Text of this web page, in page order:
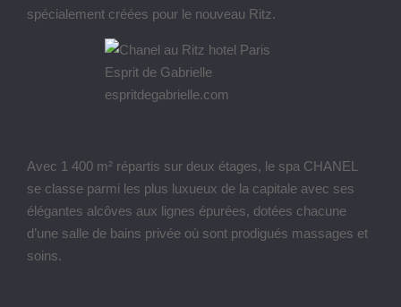
spécialement créées pour le nouveau Ritz.
Avec 1 400 m² répartis sur deux étages, le spa CHANEL
se classe parmi les plus luxueux de la capitale avec ses
élégantes alcôves aux lignes épurées, dotées chacune
d’une salle de bains privée où sont prodigués massages et
soins.